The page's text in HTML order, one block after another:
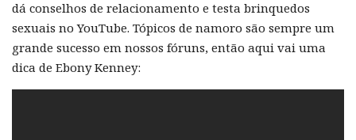
dá conselhos de relacionamento e testa brinquedos
sexuais no YouTube. Tópicos de namoro são sempre um
grande sucesso em nossos fóruns, então aqui vai uma
dica de Ebony Kenney: